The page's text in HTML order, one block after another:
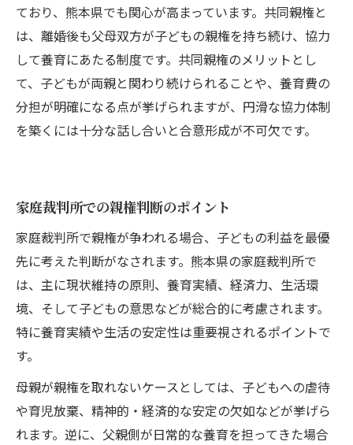
ており、熊本県でも関心が高まっています。共同親権と
は、離婚後も父母双方が子どもの親権を持ち続け、協力
して養育にあたる制度です。共同親権のメリットとし
て、子どもが両親と関わり続けられることや、養育費の
分担が明確になる点が挙げられますが、円滑な協力体制
を築くには十分な話し合いと合意形成が不可欠です。
家庭裁判所での親権判断のポイント
家庭裁判所で親権が争われる場合、子どもの利益を最優
先に考えた判断がなされます。熊本県の家庭裁判所で
は、主に現状維持の原則、養育実績、経済力、生活環
境、そして子どもの意思などが総合的に考慮されます。
特に養育実績や生活の安定性は重要視されるポイントで
す。
母親が親権を取れないケースとしては、子どもへの虐待
や育児放棄、精神的・経済的な安定の欠如などが挙げら
れます。逆に、父親側が日常的な養育を担ってきた場合